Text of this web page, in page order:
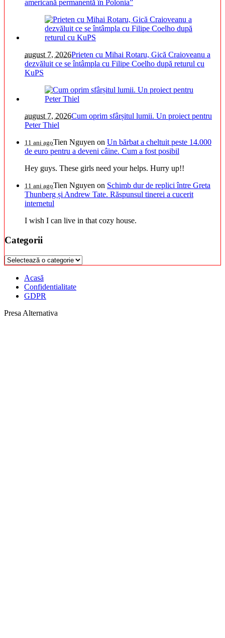
americană permanentă în Polonia”
august 7, 2026Prieten cu Mihai Rotaru, Gică Craioveanu a
dezvăluit ce se întâmpla cu Filipe Coelho după returul cu
KuPS
august 7, 2026Cum oprim sfârșitul lumii. Un proiect pentru
Peter Thiel
11 ani agoTien Nguyen on Un bărbat a cheltuit peste 14.000
de euro pentru a deveni câine. Cum a fost posibil
Hey guys. These girls need your helps. Hurry up!!
11 ani agoTien Nguyen on Schimb dur de replici între Greta
Thunberg și Andrew Tate. Răspunsul tinerei a cucerit
internetul
I wish I can live in that cozy house.
Categorii
Categorii
Acasă
Confidentialitate
GDPR
Presa Alternativa